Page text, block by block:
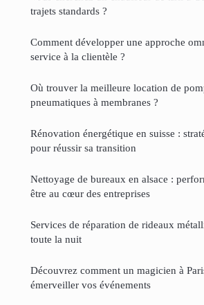
trajets standards ?
Comment développer une approche
service à la clientèle ?
Où trouver la meilleure location de
pneumatiques à membranes ?
Rénovation énergétique en suisse :
pour réussir sa transition
Nettoyage de bureaux en alsace :
être au cœur des entreprises
Services de réparation de rideaux
toute la nuit
Découvrez comment un magicien à
émerveiller vos événements